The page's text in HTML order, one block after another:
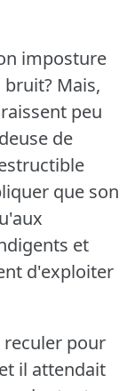
imposture
bruit? Mais,
peu
de
que son
et
d'exploiter
reculer pour
il attendait